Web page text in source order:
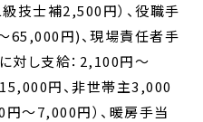
技士補2,500円）、役職手
65,000円)、現場責任者手
対し支給：2,100円～
円、非世帯主3,000
円～7,000円）、暖房手当